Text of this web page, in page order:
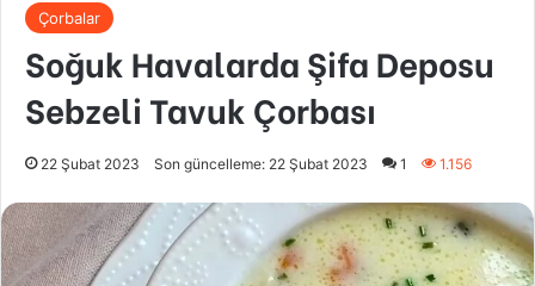
Çorbalar
Soğuk Havalarda Şifa Deposu
Sebzeli Tavuk Çorbası
22 Şubat 2023 Son güncelleme: 22 Şubat 2023 1 1.156